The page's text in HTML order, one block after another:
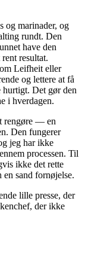
og marinader, og
rundt. Den
have den
resultat.
Leifheit eller
og lettere at få
Det gør den
i hverdagen.
rengøre — en
Den fungerer
jeg har ikke
processen. Til
ikke det rette
sand fornøjelse.
lille presse, der
der ikke